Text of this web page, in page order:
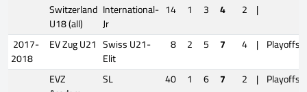
Switzerland
U18 (all)
International-
Jr
14 1 3 4 2 |
2017-
2018
EV Zug U21 Swiss U21-
Elit
8 2 5 7 4 | Playoffs
EVZ
SL 40 1 6 7 2 | Playoffs